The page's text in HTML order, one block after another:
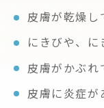
皮膚が乾燥し
にきびや、
皮膚がかぶれ
皮膚に炎症が